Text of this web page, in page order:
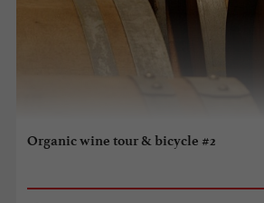
Organic wine tour & bicycle #2